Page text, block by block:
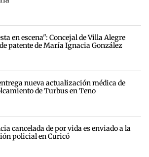
en escena": Concejal de Villa Alegre
patente de María Ignacia González
nueva actualización médica de
de Turbus en Teno
cancelada de por vida es enviado a la
policial en Curicó